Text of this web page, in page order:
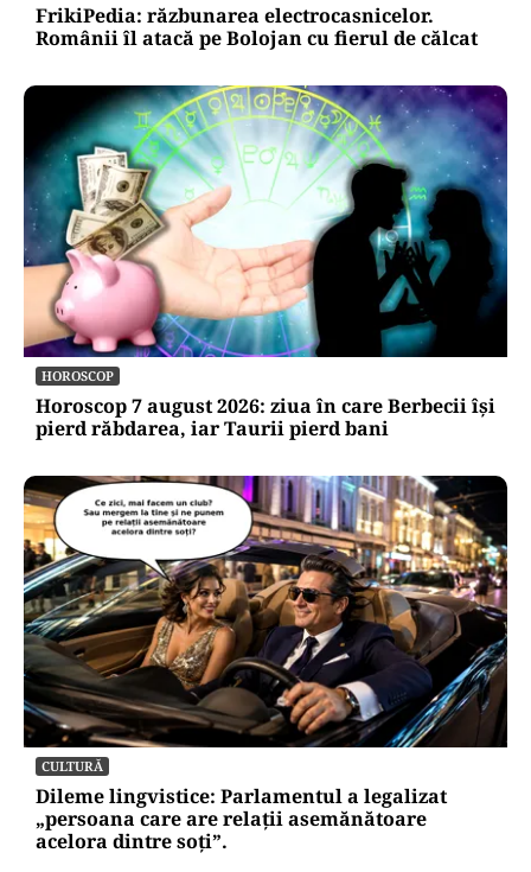
FrikiPedia: răzbunarea electrocasnicelor.
Românii îl atacă pe Bolojan cu fierul de călcat
HOROSCOP
Horoscop 7 august 2026: ziua în care Berbecii își
pierd răbdarea, iar Taurii pierd bani
CULTURĂ
Dileme lingvistice: Parlamentul a legalizat
„persoana care are relații asemănătoare
acelora dintre soți”.